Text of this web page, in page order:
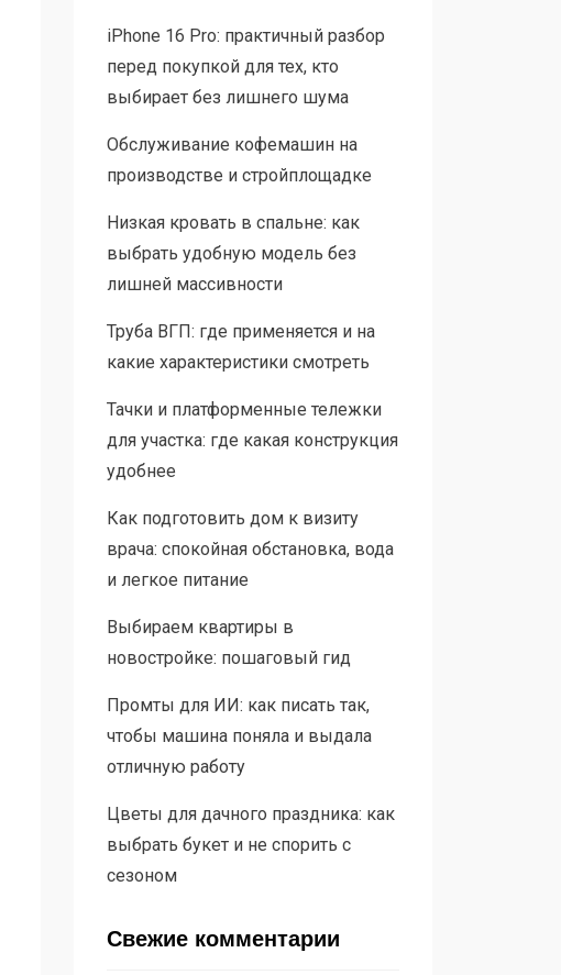
iPhone 16 Pro: практичный разбор
перед покупкой для тех, кто
выбирает без лишнего шума
Обслуживание кофемашин на
производстве и стройплощадке
Низкая кровать в спальне: как
выбрать удобную модель без
лишней массивности
Труба ВГП: где применяется и на
какие характеристики смотреть
Тачки и платформенные тележки
для участка: где какая конструкция
удобнее
Как подготовить дом к визиту
врача: спокойная обстановка, вода
и легкое питание
Выбираем квартиры в
новостройке: пошаговый гид
Промты для ИИ: как писать так,
чтобы машина поняла и выдала
отличную работу
Цветы для дачного праздника: как
выбрать букет и не спорить с
сезоном
Свежие комментарии